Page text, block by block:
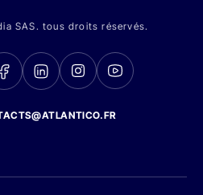
SAS. tous droits réservés.